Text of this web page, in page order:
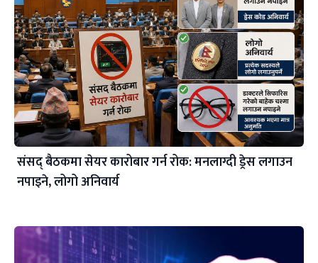
संसद् बैठकमा सेयर कारोबार गर्न रोक: मनलाग्दी ड्रेस लगाउन
नपाइने, लोगो अनिवार्य